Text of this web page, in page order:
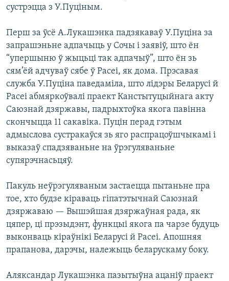
сустрэцца з У.Пуціным.
Перш за ўсё А.Лукашэнка падзякаваў У.Пуціна за
запрашэньне адпачыць у Сочы і заявіў, што ён
“упершыню ў жыцьці так адпачыў”, што ён зь
сям’ёй адчуваў сябе ў Расеі, як дома. Прэсавая
служба У.Пуціна паведаміла, што лідэры Беларусі й
Расеі абмяркоўвалі праект Канстытуцыйнага акту
Саюзнай дзяржавы, падрыхтоўка якога павінна
скончыцца 11 сакавіка. Пуцін перад гэтым
адмыслова сустракаўся зь яго распрацоўшчыкамі і
выказаў спадзяваньне на ўрэгуляваньне
супярэчнасьцяў.
Пакуль неўрэгуляваным застаецца пытаньне пра
тое, хто будзе кіраваць гіпатэтычнай Саюзнай
дзяржаваю — Вышэйшая дзяржаўная рада, як
цяпер, ці прэзыдэнт, функцыі якога па чарзе будуць
выконваць кіраўнікі Беларусі й Расеі. Апошняя
прапанова, дарэчы, належыць беларускаму боку.
Аляксандар Лукашэнка пазытыўна ацаніў праект